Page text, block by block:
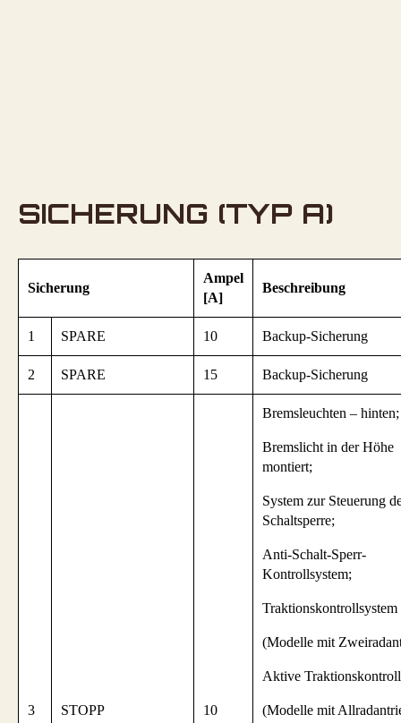
SICHERUNG (TYP A)
Sicherung
Ampel
[A]
Beschreibung
1 SPARE 10 Backup-Sicherung
2 SPARE 15 Backup-Sicherung
3 STOPP 10
Bremsleuchten – hinten;
Bremslicht in der Höhe
montiert;
System zur Steuerung
Schaltsperre;
Anti-Schalt-Sperr-
Kontrollsystem;
Traktionskontrollsystem
(Modelle mit
Aktive
(Modelle mit